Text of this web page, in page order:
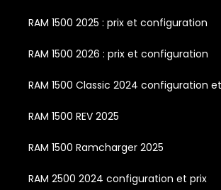
RAM 1500 2025 : prix et configuration
RAM 1500 2026 : prix et configuration
RAM 1500 Classic 2024 configuration
RAM 1500 REV 2025
RAM 1500 Ramcharger 2025
RAM 2500 2024 configuration et prix